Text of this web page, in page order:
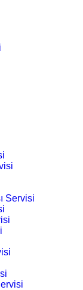
Servisi